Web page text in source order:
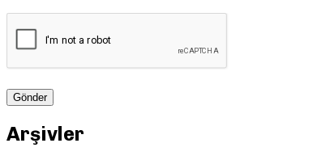
Arşivler